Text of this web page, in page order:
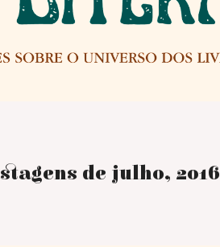
de julho, 2016